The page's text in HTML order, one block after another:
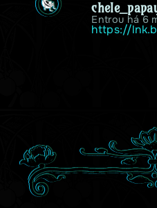
Entrou há 6
https://